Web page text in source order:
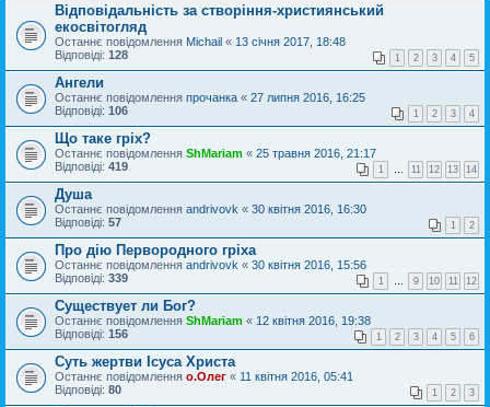
Відповідальність за створіння-християнський
екосвітогляд
Останнє повідомлення Michail « 13 січня 2017, 18:48
Відповіді: 128 1 2 3 4 5
Ангели
Останнє повідомлення прочанка « 27 липня 2016, 16:25
Відповіді: 106 1 2 3 4
Що таке гріх?
Останнє повідомлення ShMariam « 25 травня 2016, 21:17
Відповіді: 419 1 11 12 13 14
Душа
Останнє повідомлення andrivovk « 30 квітня 2016, 16:30
Відповіді: 57 1 2
Про дію Первородного гріха
Останнє повідомлення andrivovk « 30 квітня 2016, 15:56
Відповіді: 339 1 9 10 11 12
Существует ли Бог?
Останнє повідомлення ShMariam « 12 квітня 2016, 19:38
Відповіді: 156 1 2 3 4 5 6
Суть жертви Ісуса Христа
Останнє повідомлення о.Олег « 11 квітня 2016, 05:41
Відповіді: 80 1 2 3